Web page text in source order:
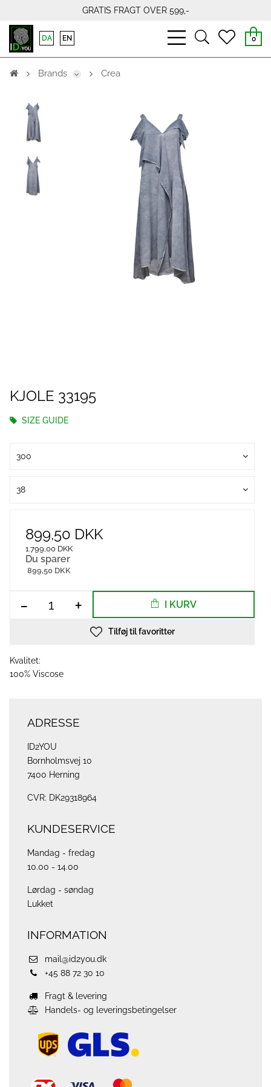
GRATIS FRAGT OVER 599,-
bars
light
searchheart
0
DA EN
Brands Crea
KJOLE 33195
SIZE GUIDE
300
38
899,50 DKK
1.799,00 DKK
Du sparer
899,50 DKK
- + I KURV
Tilføj til favoritter
Kvalitet:
100% Viscose
ADRESSE
ID2YOU
Bornholmsvej 10
7400 Herning
CVR: DK29318964
KUNDESERVICE
Mandag - fredag
10.00 - 14.00
Lørdag - søndag
Lukket
INFORMATION
mail@id2you.dk
+45 88 72 30 10
Fragt & levering
Handels- og leveringsbetingelser
ups
logo